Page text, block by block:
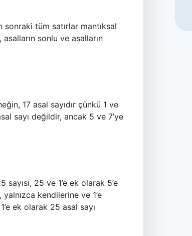
sonraki tüm satırlar mantıksal
sonlu ve asalların
17 asal sayıdır çünkü 1 ve
sayı değildir, ancak 5 ve 7’ye
25 ve 1’e ek olarak 5’e
kendilerine ve 1’e
ek olarak 25 asal sayı